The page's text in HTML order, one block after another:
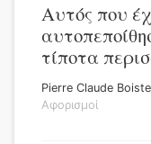
Αυτός που
τίποτα
Pierre Claude Boiste
Αφορισμοί